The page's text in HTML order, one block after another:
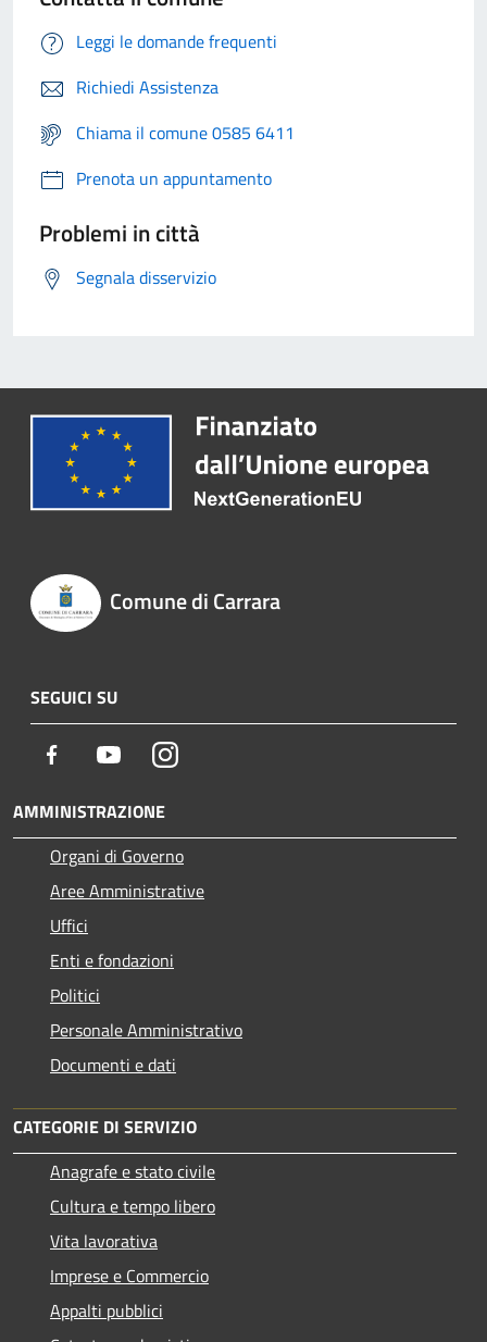
Leggi le domande frequenti
Richiedi Assistenza
Chiama il comune 0585 6411
Prenota un appuntamento
Problemi in città
Segnala disservizio
Comune di Carrara
SEGUICI SU
Facebook YoutubeInstagram
AMMINISTRAZIONE
Organi di Governo
Aree Amministrative
Uffici
Enti e fondazioni
Politici
Personale Amministrativo
Documenti e dati
CATEGORIE DI SERVIZIO
Anagrafe e stato civile
Cultura e tempo libero
Vita lavorativa
Imprese e Commercio
Appalti pubblici